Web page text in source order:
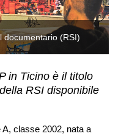
documentario (RSI)
in Ticino è il titolo
RSI disponibile
A, classe 2002, nata a